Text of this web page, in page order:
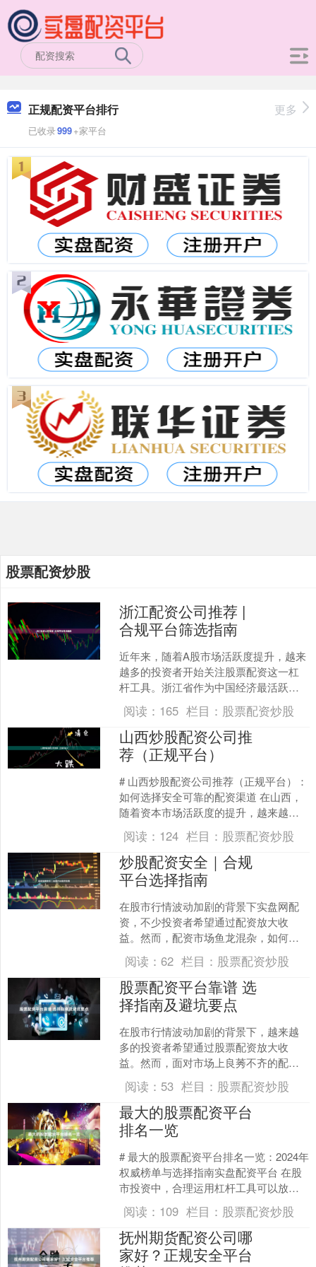
正规配资平台排行
已收录999+家平台
更多
股票配资炒股
浙江配资公司推荐 |
合规平台筛选指南
近年来，随着A股市场活跃度提升，越来
越多的投资者开始关注股票配资这一杠
杆工具。浙江省作为中国经济最活跃的
省份之一，杭州、宁波、温州等地涌现
出众多配资公司。然而，....
阅读： 165 栏目： 股票配资炒股
山西炒股配资公司推
荐（正规平台）
# 山西炒股配资公司推荐（正规平台）：
如何选择安全可靠的配资渠道 在山西，
随着资本市场活跃度的提升，越来越多
的投资者开始关注股票配资这一杠杆工
具。然而，市场上配....
阅读： 124 栏目： 股票配资炒股
炒股配资安全｜合规
平台选择指南
在股市行情波动加剧的背景下实盘网配
资，不少投资者希望通过配资放大收
益。然而，配资市场鱼龙混杂，如何选
择安全合规的平台成为投资者最关心的
问题。本文将从监管资质、资....
阅读：62 栏目： 股票配资炒股
股票配资平台靠谱 选
择指南及避坑要点
在股市行情波动加剧的背景下，越来越
多的投资者希望通过股票配资放大收
益。然而，面对市场上良莠不齐的配资
平台，如何找到真正**股票配资平台靠谱
**的选择，成为投资者....
阅读： 53 栏目： 股票配资炒股
最大的股票配资平台
排名一览
# 最大的股票配资平台排名一览：2024年
权威榜单与选择指南实盘配资平台 在股
市投资中，合理运用杠杆工具可以放大
收益，但选择正规、安全的配资平台至
关重要。本文为....
阅读： 109 栏目： 股票配资炒股
抚州期货配资公司哪
家好？正规安全平台